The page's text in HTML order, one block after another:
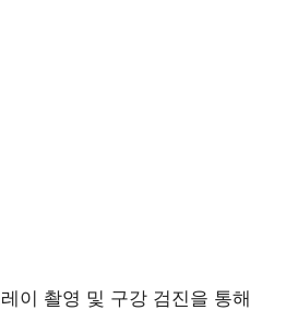
이 촬영 및 구강 검진을 통해